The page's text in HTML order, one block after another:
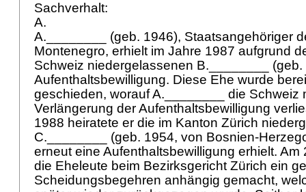
Sachverhalt:
A.
A.________ (geb. 1946), Staatsangehöriger
Montenegro, erhielt im Jahre 1987 aufgrund
Schweiz niedergelassenen B.________
Aufenthaltsbewilligung. Diese Ehe wurde
geschieden, worauf A.________ die Schweiz
Verlängerung der Aufenthaltsbewilligung
1988 heiratete er die im Kanton Zürich
C.________ (geb. 1954, von Bosnien-
erneut eine Aufenthaltsbewilligung erhielt. Am
die Eheleute beim Bezirksgericht Zürich ein
Scheidungsbegehren anhängig gemacht,